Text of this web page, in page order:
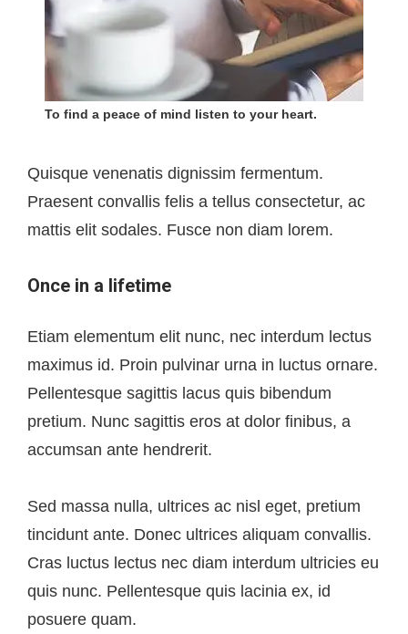
To find a peace of mind listen to your heart.
Quisque venenatis dignissim fermentum.
Praesent convallis felis a tellus consectetur, ac
mattis elit sodales. Fusce non diam lorem.
Once in a lifetime
Etiam elementum elit nunc, nec interdum lectus
maximus id. Proin pulvinar urna in luctus ornare.
Pellentesque sagittis lacus quis bibendum
pretium. Nunc sagittis eros at dolor finibus, a
accumsan ante hendrerit.
Sed massa nulla, ultrices ac nisl eget, pretium
tincidunt ante. Donec ultrices aliquam convallis.
Cras luctus lectus nec diam interdum ultricies eu
quis nunc. Pellentesque quis lacinia ex, id
posuere quam.